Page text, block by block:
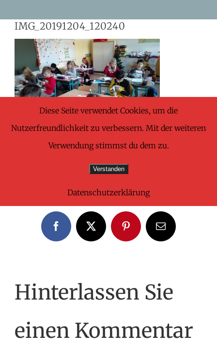
IMG_20191204_120240
Share This Wonderful Life Event!
FacebookX PinterestE-
Mail
Hinterlassen Sie
einen Kommentar
Diese Seite verwendet Cookies, um die
Nutzerfreundlichkeit zu verbessern. Mit der weiteren
Verwendung stimmst du dem zu.
Verstanden
Datenschutzerklärung